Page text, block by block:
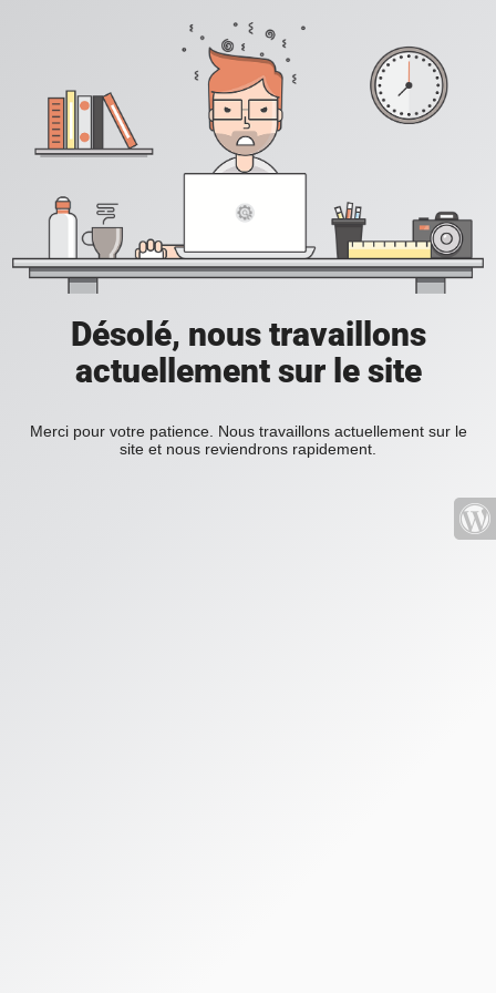
Désolé, nous travaillons
actuellement sur le site
Merci pour votre patience. Nous travaillons actuellement sur le
site et nous reviendrons rapidement.